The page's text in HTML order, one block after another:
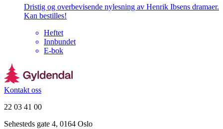
Dristig og overbevisende nylesning av Henrik Ibsens dramaer.
Kan bestilles!
Heftet
Innbundet
E-bok
Kontakt oss
22 03 41 00
Sehesteds gate 4, 0164 Oslo